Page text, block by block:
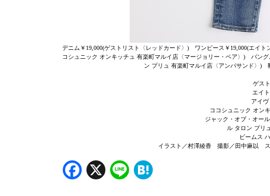
デニム￥19,000(ゲストリスト〈レッドカード〉) ワンピース￥19,000(エイ
コシュニック オンキッチュ 有楽町マルイ店〈マージョリー・ベア〉) バン
ン プリュ 有楽町マルイ店〈アンパサンド〉)
ゲス
エイ
アイ
ココシュニック オン
ジャック・オブ・オー
ル タロン プリ
ビームス
イラスト／村澤綾香 撮影／田中麻以
Facebook
X Line